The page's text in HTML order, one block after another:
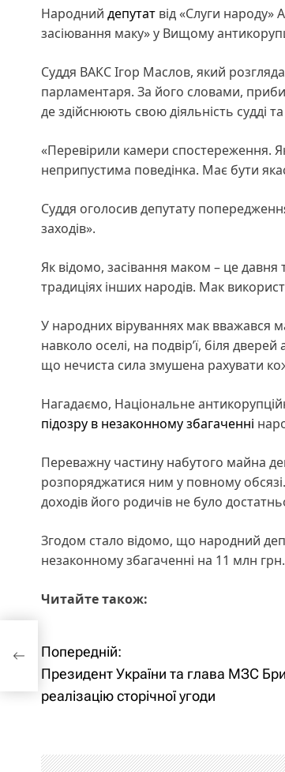
Народний депутат від «Слуги народу»
засіювання маку» у Вищому
Суддя ВАКС Ігор Маслов, який
парламентаря. За його словами,
де здійснюють свою діяльність судді
«Перевірили камери спостереження.
неприпустима поведінка. Має бути
Суддя оголосив депутату
заходів».
Як відомо, засівання маком – це давня
традиціях інших народів. Мак
У народних віруваннях мак вважався
навколо оселі, на подвір’ї, біля
що нечиста сила змушена рахувати
Нагадаємо, Національне
підозру в незаконному збагаченні
Переважну частину набутого майна
розпоряджатися ним у повному
доходів його родичів не було
Згодом стало відомо, що народний
незаконному збагаченні на 11 млн грн.
Читайте також:
Н
а
і
Попередній:
Президент України та глава МЗС
реалізацію сторічної угоди